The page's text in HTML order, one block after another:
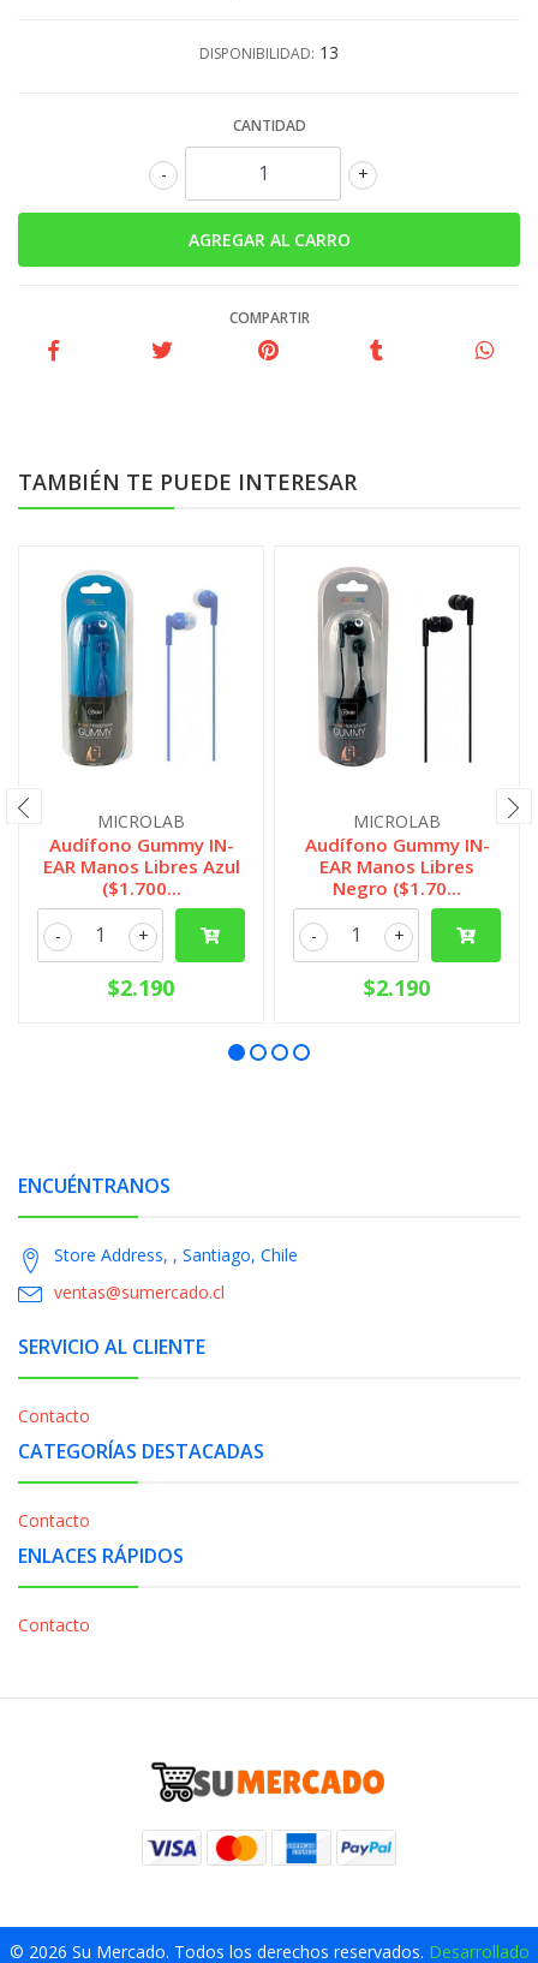
DISPONIBILIDAD: 13
CANTIDAD
+
-
COMPARTIR
TAMBIÉN TE PUEDE INTERESAR
MICROLAB
Audífono Gummy IN-
EAR Manos Libres Azul
($1.700...
+
-
$2.190
MICROLAB
Audífono Gummy IN-
EAR Manos Libres
Negro ($1.70...
+
-
$2.190
ENCUÉNTRANOS
Store Address, , Santiago, Chile
ventas@sumercado.cl
SERVICIO AL CLIENTE
Contacto
CATEGORÍAS DESTACADAS
Contacto
ENLACES RÁPIDOS
Contacto
© 2026 Su Mercado. Todos los derechos reservados. Desarrollado